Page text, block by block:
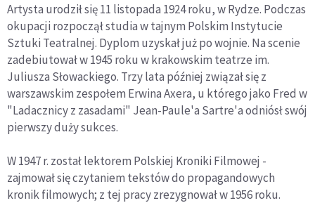
Artysta urodził się 11 listopada 1924 roku, w Rydze. Podczas
okupacji rozpoczął studia w tajnym Polskim Instytucie
Sztuki Teatralnej. Dyplom uzyskał już po wojnie. Na scenie
zadebiutował w 1945 roku w krakowskim teatrze im.
Juliusza Słowackiego. Trzy lata później związał się z
warszawskim zespołem Erwina Axera, u którego jako Fred w
"Ladacznicy z zasadami" Jean-Paule'a Sartre'a odniósł swój
pierwszy duży sukces.
W 1947 r. został lektorem Polskiej Kroniki Filmowej -
zajmował się czytaniem tekstów do propagandowych
kronik filmowych; z tej pracy zrezygnował w 1956 roku.